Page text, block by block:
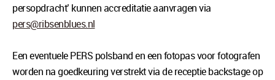
persopdracht’ kunnen accreditatie aanvragen via
pers@ribsenblues.nl
Een eventuele PERS polsband en een fotopas voor fotografen
worden na goedkeuring verstrekt via de receptie backstage op